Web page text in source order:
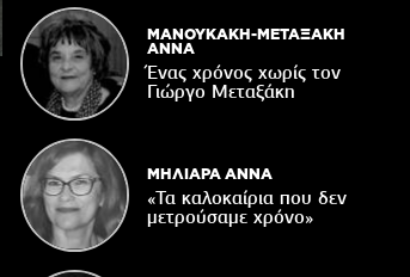
Νέος μετεωρολογικός σταθμός στον
οικισμό του Συκολόγου
05/08/2026
Κορυφώνονται οι «Τέχνες του Νότου»
ΜΑΝΟΥΚΑΚΗ-ΜΕΤΑΞΑΚΗ
ΑΝΝΑ
Ένας χρόνος χωρίς τον
Γιώργο Μεταξάκη
ΜΗΛΙΑΡΑ ΑΝΝΑ
«Τα καλοκαίρια που δεν
μετρούσαμε χρόνο»